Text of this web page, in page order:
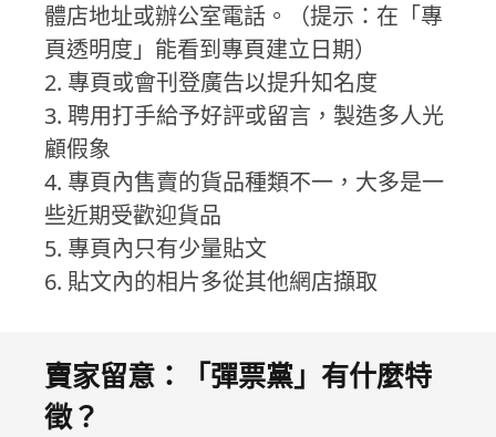
體店地址或辦公室電話。（提示：在「專
頁透明度」能看到專頁建立日期）
2. 專頁或會刊登廣告以提升知名度
3. 聘用打手給予好評或留言，製造多人光
顧假象
4. 專頁內售賣的貨品種類不一，大多是一
些近期受歡迎貨品
5. 專頁內只有少量貼文
6. 貼文內的相片多從其他網店擷取
賣家留意：「彈票黨」有什麼特
徵？